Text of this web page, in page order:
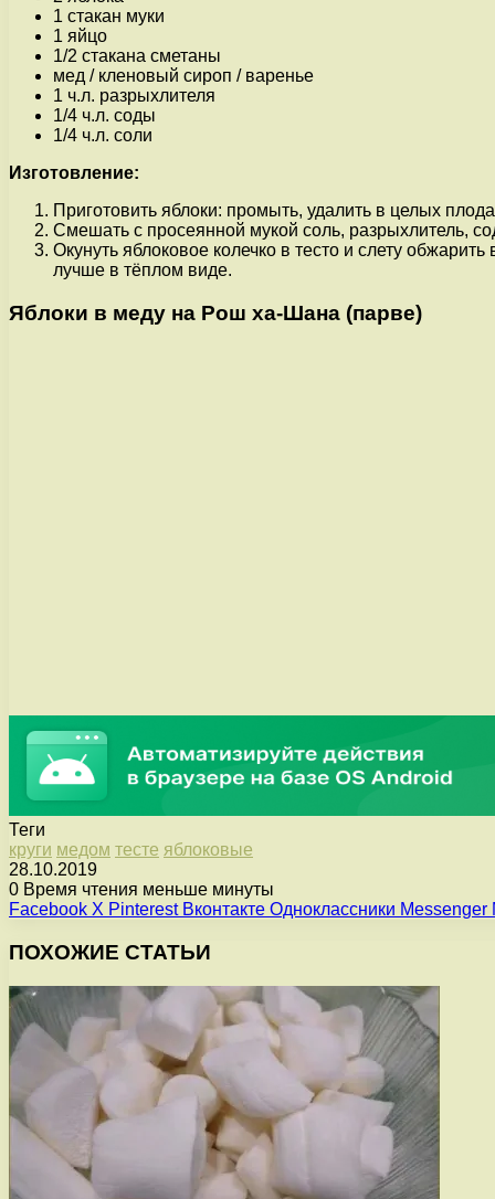
1 стакан муки
1 яйцо
1/2 стакана сметаны
мед / кленовый сироп / варенье
1 ч.л. разрыхлителя
1/4 ч.л. соды
1/4 ч.л. соли
Изготовление:
Приготовить яблоки: промыть, удалить в целых
Смешать с просеянной мукой соль, разрыхлитель,
Окунуть яблоковое колечко в тесто и слету
лучше в тёплом виде.
Яблоки в меду на Рош ха-Шана (парве)
Теги
круги медом тесте яблоковые
28.10.2019
0 Время чтения меньше минуты
Facebook X Pinterest Вконтакте Одноклассники Messenger
ПОХОЖИЕ СТАТЬИ